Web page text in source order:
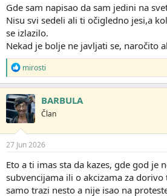
Gde sam napisao da sam jedini na
Nisu svi sedeli ali ti očigledno jesi,a
se izlazilo.
Nekad je bolje ne javljati se, naročito
R
e
a
g
o
v
a
n
j
:
mirosti
BARBULA
Član
27 Jun 2026
Eto a ti imas sta da kazes, gde god je
subvencijama ili o akcizama za
samo trazi nesto a nije isao na